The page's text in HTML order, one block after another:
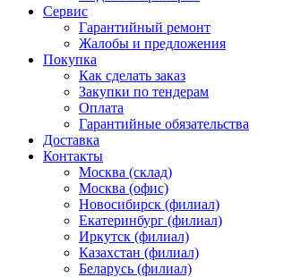
Сервис
Гарантийный ремонт
Жалобы и предложения
Покупка
Как сделать заказ
Закупки по тендерам
Оплата
Гарантийные обязательства
Доставка
Контакты
Москва (склад)
Москва (офис)
Новосибирск (филиал)
Екатеринбург (филиал)
Иркутск (филиал)
Казахстан (филиал)
Беларусь (филиал)